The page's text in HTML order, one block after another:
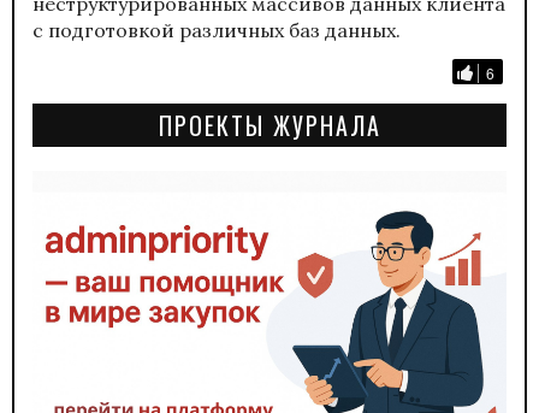
с подготовкой различных баз данных.
6
ПРОЕКТЫ ЖУРНАЛА